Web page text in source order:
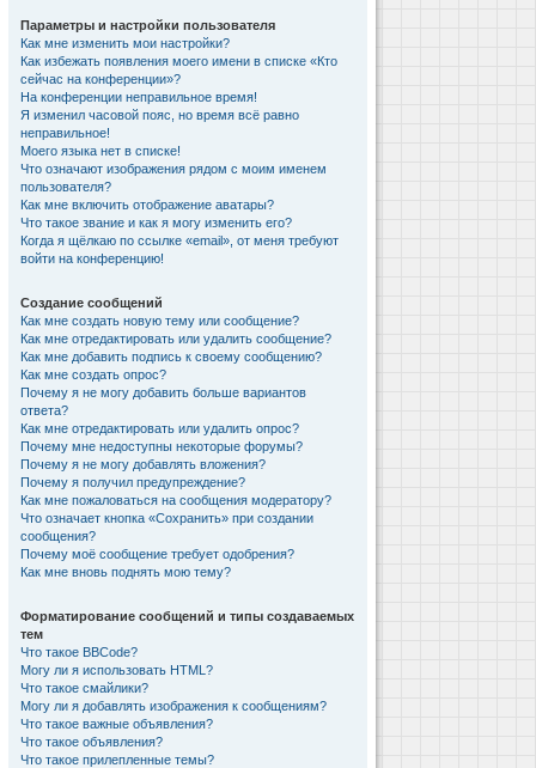
Параметры и настройки пользователя
Как мне изменить мои настройки?
Как избежать появления моего имени в списке «Кто
сейчас на конференции»?
На конференции неправильное время!
Я изменил часовой пояс, но время всё равно
неправильное!
Моего языка нет в списке!
Что означают изображения рядом с моим именем
пользователя?
Как мне включить отображение аватары?
Что такое звание и как я могу изменить его?
Когда я щёлкаю по ссылке «email», от меня требуют
войти на конференцию!
Создание сообщений
Как мне создать новую тему или сообщение?
Как мне отредактировать или удалить сообщение?
Как мне добавить подпись к своему сообщению?
Как мне создать опрос?
Почему я не могу добавить больше вариантов
ответа?
Как мне отредактировать или удалить опрос?
Почему мне недоступны некоторые форумы?
Почему я не могу добавлять вложения?
Почему я получил предупреждение?
Как мне пожаловаться на сообщения модератору?
Что означает кнопка «Сохранить» при создании
сообщения?
Почему моё сообщение требует одобрения?
Как мне вновь поднять мою тему?
Форматирование сообщений и типы создаваемых
тем
Что такое BBCode?
Могу ли я использовать HTML?
Что такое смайлики?
Могу ли я добавлять изображения к сообщениям?
Что такое важные объявления?
Что такое объявления?
Что такое прилепленные темы?